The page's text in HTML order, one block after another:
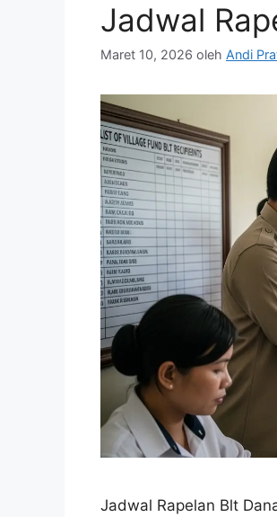
Jadwal
Maret 10, 2026 oleh Andi
Jadwal Rapelan Blt